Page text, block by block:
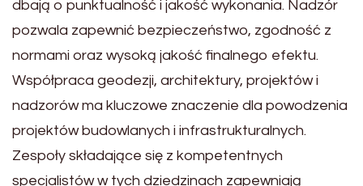
dbają o punktualność i jakość wykonania. Nadzór
pozwala zapewnić bezpieczeństwo, zgodność z
normami oraz wysoką jakość finalnego efektu.
Współpraca geodezji, architektury, projektów i
nadzorów ma kluczowe znaczenie dla powodzenia
projektów budowlanych i infrastrukturalnych.
Zespoły składające się z kompetentnych
specjalistów w tych dziedzinach zapewniają